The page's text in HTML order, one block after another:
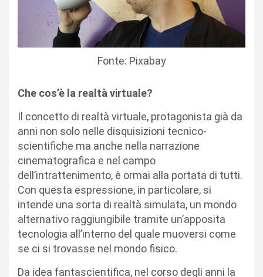
Fonte: Pixabay
Che cos’è la realtà virtuale?
Il concetto di realtà virtuale, protagonista già da
anni non solo nelle disquisizioni tecnico-
scientifiche ma anche nella narrazione
cinematografica e nel campo
dell’intrattenimento, è ormai alla portata di tutti.
Con questa espressione, in particolare, si
intende una sorta di realtà simulata, un mondo
alternativo raggiungibile tramite un’apposita
tecnologia all’interno del quale muoversi come
se ci si trovasse nel mondo fisico.
Da idea fantascientifica, nel corso degli anni la